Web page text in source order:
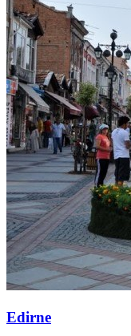
Edirne